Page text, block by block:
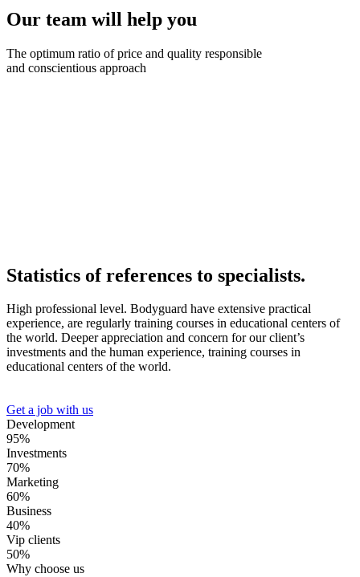
Our team will help you
The optimum ratio of price and quality responsible
and conscientious approach
Statistics of references to specialists.
High professional level. Bodyguard have extensive practical
experience, are regularly training courses in educational centers of
the world. Deeper appreciation and concern for our client’s
investments and the human experience, training courses in
educational centers of the world.
Get a job with us
Development
95%
Investments
70%
Marketing
60%
Business
40%
Vip clients
50%
Why choose us